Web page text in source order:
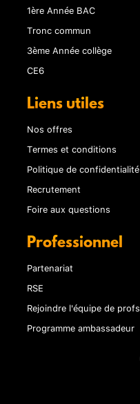
1ère Année BAC
Tronc commun
3ème Année collège
CE6
Liens utiles
Nos offres
Termes et conditions
Politique de confidentialité
Recrutement
Foire aux questions
Professionnel
Partenariat
RSE
Rejoindre l'équipe de profs
Programme ambassadeur